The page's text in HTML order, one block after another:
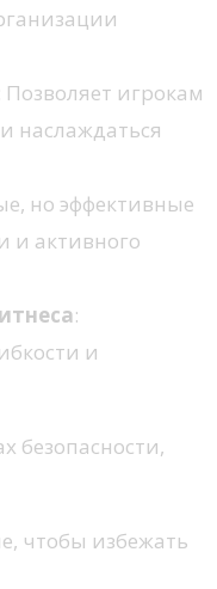
: Позволяет игрокам
наслаждаться
но эффективные
и активного
:
и
безопасности,
чтобы избежать